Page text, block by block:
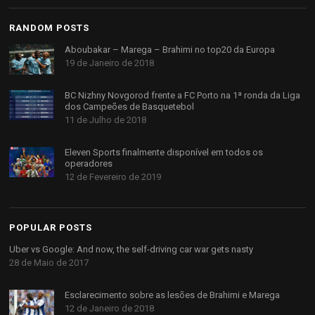
RANDOM POSTS
Aboubakar – Marega – Brahimi no top20 da Europa
19 de Janeiro de 2018
BC Nizhny Novgorod frente a FC Porto na 1ª ronda da Liga
dos Campeões de Basquetebol
11 de Julho de 2018
Eleven Sports finalmente disponível em todos os
operadores
12 de Fevereiro de 2019
POPULAR POSTS
Uber vs Google: And now, the self-driving car war gets nasty
28 de Maio de 2017
Esclarecimento sobre as lesões de Brahimi e Marega
12 de Janeiro de 2018